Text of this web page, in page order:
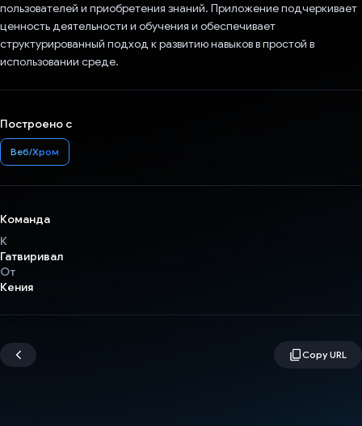
пользователей и приобретения знаний. Приложение подчеркивает
ценность деятельности и обучения и обеспечивает
структурированный подход к развитию навыков в простой в
использовании среде.
Построено с
Веб/Хром
Команда
К
Гатвиривал
От
Кения